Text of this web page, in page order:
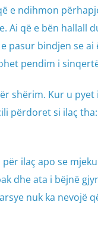
e ndihmon
Ai që e bën hallall
pasur bindjen se
pendim i
shërim. Kur u
përdoret si ilaç
ilaç apo se
dhe ata i bëjnë
nuk ka nevojë